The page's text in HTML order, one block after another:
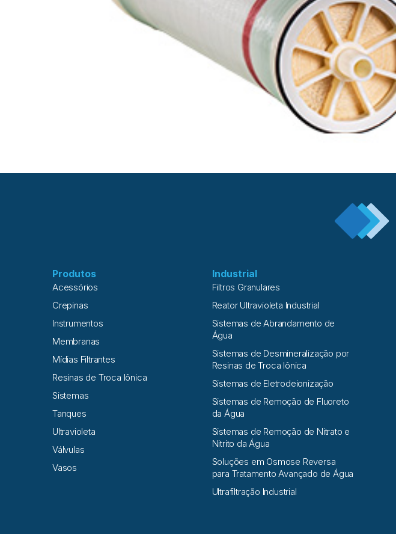
Produtos
Acessórios
Crepinas
Instrumentos
Membranas
Mídias Filtrantes
Resinas de Troca Iônica
Sistemas
Tanques
Ultravioleta
Válvulas
Vasos
Industrial
Filtros Granulares
Reator Ultravioleta Industrial
Sistemas de Abrandamento de
Água
Sistemas de Desmineralização por
Resinas de Troca Iônica
Sistemas de Eletrodeionização
Sistemas de Remoção de Fluoreto
da Água
Sistemas de Remoção de Nitrato e
Nitrito da Água
Soluções em Osmose Reversa
para Tratamento Avançado de Água
Ultrafiltração Industrial